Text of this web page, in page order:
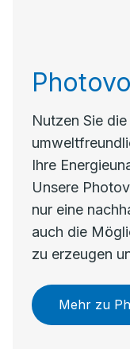
Nutzen Sie
Ihre
Unsere
nur eine
auch die
zu erzeugen
Mehr zu